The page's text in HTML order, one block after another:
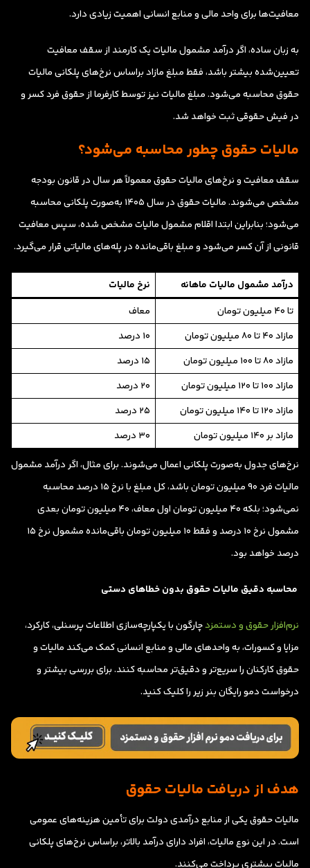
معافیت‌ها برای واحد مالی و منابع انسانی اهمیت زیادی دارد.
به زبان ساده، اگر درآمد مشمول مالیات یک کارمند از سقف معافیت
تعیین‌شده بیشتر باشد، فقط مبلغ مازاد براساس نرخ‌های پلکانی مالیات
حقوق محاسبه می‌شود. مبلغ مالیات نیز توسط کارفرما از حقوق فرد کسر و
در فیش حقوقی ثبت خواهد شد.
مالیات حقوق چطور محاسبه می‌شود؟
سقف معافیت و نرخ‌های مالیات حقوق معمولاً هر سال در قانون بودجه
مشخص می‌شوند. مالیات حقوق در سال ۱۴۰۵ به‌صورت پلکانی محاسبه
می‌شود؛ بنابراین ابتدا اقلام مشمول مالیات مشخص شده، سپس معافیت
قانونی از آن کسر می‌شود و مبلغ باقی‌مانده در پله‌های مالیاتی قرار می‌گیرد.
درآمد مشمول مالیات ماهانه
نرخ مالیات
تا ۴۰ میلیون تومان
معاف
مازاد ۴۰ تا ۸۰ میلیون تومان
۱۰ درصد
مازاد ۸۰ تا ۱۰۰ میلیون تومان
۱۵ درصد
مازاد ۱۰۰ تا ۱۲۰ میلیون تومان
۲۰ درصد
مازاد ۱۲۰ تا ۱۴۰ میلیون تومان
۲۵ درصد
مازاد بر ۱۴۰ میلیون تومان
۳۰ درصد
نرخ‌های جدول به‌صورت پلکانی اعمال می‌شوند. برای مثال، اگر درآمد مشمول
مالیات فرد ۹۰ میلیون تومان باشد، کل مبلغ با نرخ ۱۵ درصد محاسبه
نمی‌شود؛ بلکه ۴۰ میلیون تومان اول معاف، ۴۰ میلیون تومان بعدی
مشمول نرخ ۱۰ درصد و فقط ۱۰ میلیون تومان باقی‌مانده مشمول نرخ ۱۵
درصد خواهد بود.
محاسبه دقیق مالیات حقوق بدون خطاهای دستی
نرم‌افزار حقوق و دستمزدچارگون با یکپارچه‌سازی اطلاعات پرسنلی، کارکرد،
مزایا و کسورات، به واحدهای مالی و منابع انسانی کمک می‌کند مالیات و
حقوق کارکنان را سریع‌تر و دقیق‌تر محاسبه کنند. برای بررسی بیشتر و
درخواست دمو رایگان بنر زیر را کلیک کنید.
هدف از دریافت مالیات حقوق
مالیات حقوق یکی از منابع درآمدی دولت برای تأمین هزینه‌های عمومی
است. در این نوع مالیات، افراد دارای درآمد بالاتر، براساس نرخ‌های پلکانی
مالیات بیشتری پرداخت می‌کنند.